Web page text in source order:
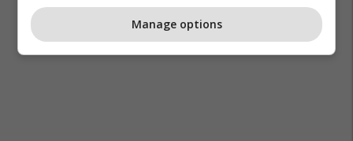
Manage options